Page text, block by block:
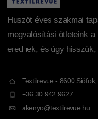
Huszöt éves szakmai
megvalósítási ötleteink
erednek, és úgy
Textilrevue - 8600 Siófok,
+36 30 942 9627
akenyo@textilrevue.hu